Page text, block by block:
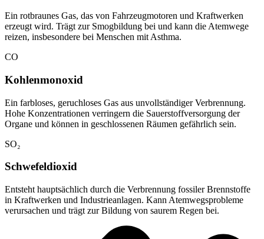
Ein rotbraunes Gas, das von Fahrzeugmotoren und Kraftwerken
erzeugt wird. Trägt zur Smogbildung bei und kann die Atemwege
reizen, insbesondere bei Menschen mit Asthma.
CO
Kohlenmonoxid
Ein farbloses, geruchloses Gas aus unvollständiger Verbrennung.
Hohe Konzentrationen verringern die Sauerstoffversorgung der
Organe und können in geschlossenen Räumen gefährlich sein.
SO₂
Schwefeldioxid
Entsteht hauptsächlich durch die Verbrennung fossiler Brennstoffe
in Kraftwerken und Industrieanlagen. Kann Atemwegsprobleme
verursachen und trägt zur Bildung von saurem Regen bei.